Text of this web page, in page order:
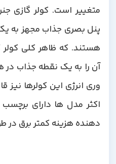
پنل بصری جذاب مجهز به یک
هستند. که ظاهر کلی کولر
آن را به یک نقطه جذاب در هر
وری انرژی این کولرها نیز
دهنده هزینه کمتر برق در